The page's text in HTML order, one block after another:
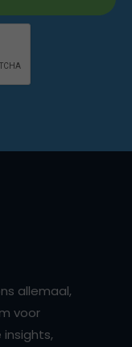
allemaal,
voor